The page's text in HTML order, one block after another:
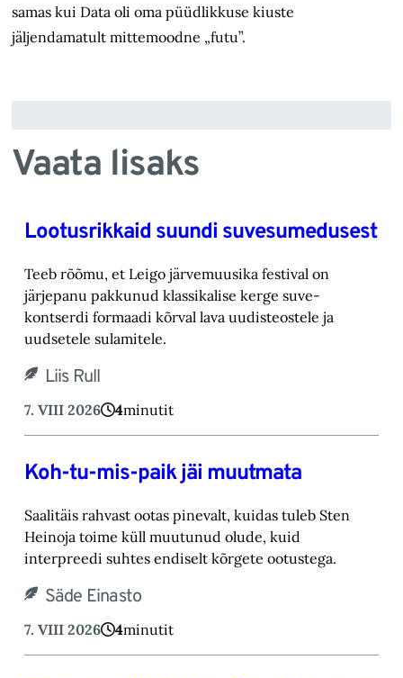
samas kui Data oli oma püüdlikkuse kiuste
jäljendamatult mittemoodne „futu”.
Vaata lisaks
Lootusrikkaid suundi suvesumedusest
Teeb rõõmu, et Leigo järvemuusika festival on
järjepanu pakkunud klassikalise kerge suve-‎
kontserdi formaadi kõrval lava uudisteostele ja
uudsetele sulamitele.‎
Liis Rull
7. VIII 2026 4minutit
Koh-tu-mis-paik jäi muutmata
Saalitäis rahvast ootas pinevalt, kuidas tuleb Sten
Heinoja toime küll muutunud olude, kuid
‎interpreedi suhtes endiselt kõrgete ootustega.‎
Säde Einasto
7. VIII 2026 4minutit